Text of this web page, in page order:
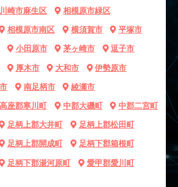
川崎市麻生区 相模原市緑区
相模原市南区 横須賀市 平塚市
小田原市 茅ヶ崎市 逗子市
厚木市 大和市 伊勢原市
南足柄市 綾瀬市
高座郡寒川町 中郡大磯町 中郡二宮町
足柄上郡大井町 足柄上郡松田町
足柄上郡開成町 足柄下郡箱根町
足柄下郡湯河原町 愛甲郡愛川町